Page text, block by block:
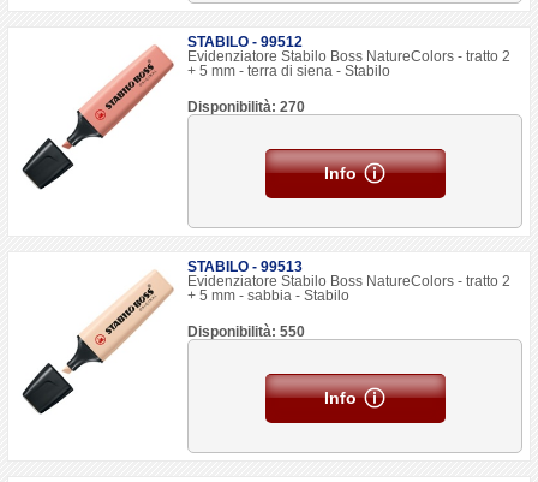
STABILO - 99512
Evidenziatore Stabilo Boss NatureColors - tratto 2
+ 5 mm - terra di siena - Stabilo
Disponibilità: 270
Info
STABILO - 99513
Evidenziatore Stabilo Boss NatureColors - tratto 2
+ 5 mm - sabbia - Stabilo
Disponibilità: 550
Info